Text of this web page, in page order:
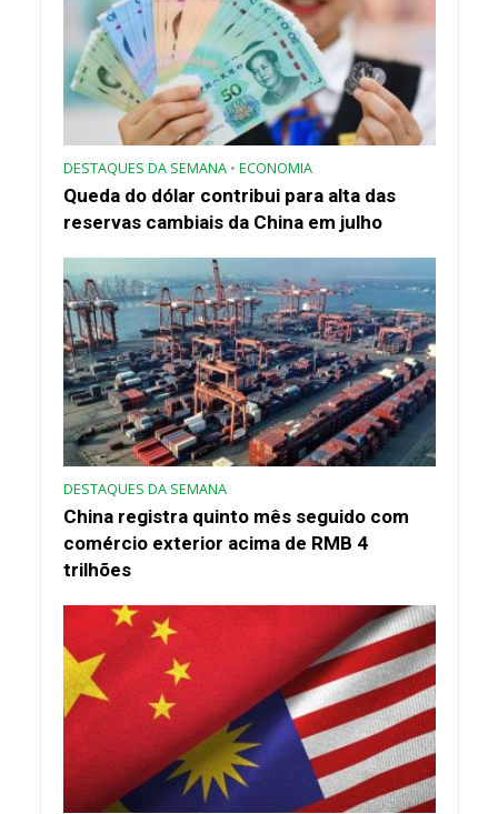
DESTAQUES DA SEMANA • ECONOMIA
Queda do dólar contribui para alta das
reservas cambiais da China em julho
DESTAQUES DA SEMANA
China registra quinto mês seguido com
comércio exterior acima de RMB 4
trilhões